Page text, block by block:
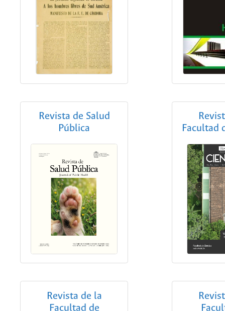
Revista de Salud
Pública
Facultad
Revista de la
Facultad de